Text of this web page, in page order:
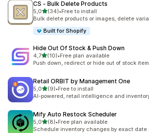
CS ‑ Bulk Delete Products
5,0z 5 hvězd
(34)
Celkový počet recenzí: 34
•Free to install
Bulk delete products or images, delete
Built for Shopify
Hide Out Of Stock & Push Down
4,7z 5 hvězd
(10)
Celkový počet recenzí: 10
•Free plan available
Push down, redirect or hide out of stock
Retail ORBIT by Management One
5,0z 5 hvězd
(9)
Celkový počet recenzí: 9
•Free to install
AI-powered, retail intelligence and
Mify Auto Restock Scheduler
5,0z 5 hvězd
(8)
Celkový počet recenzí: 8
•Free plan available
Schedule inventory changes by exact date